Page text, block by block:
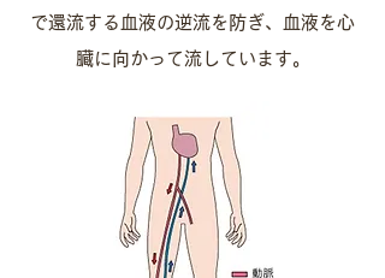
で還流する血液の逆流を防ぎ、血液を心
臓に向かって流しています。